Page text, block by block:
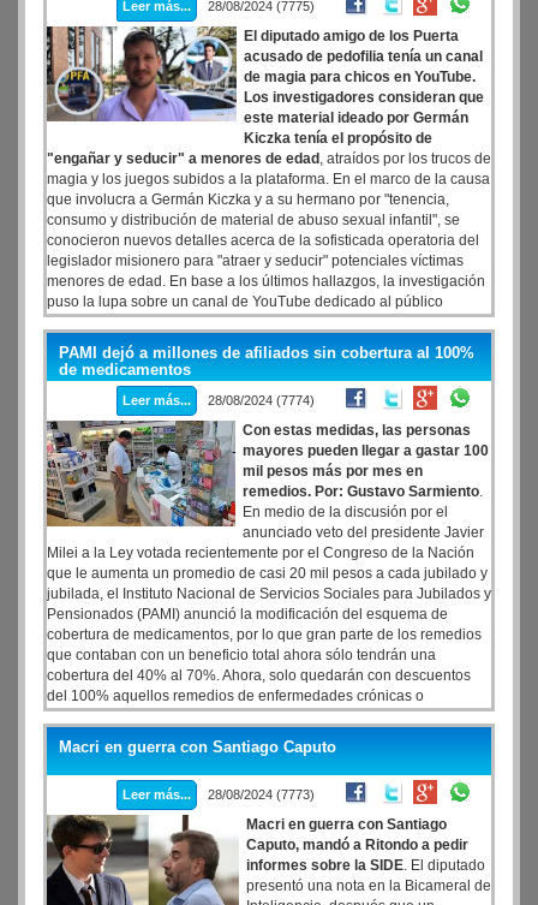
Leer más... 28/08/2024 (7775)
El diputado amigo de los Puerta
acusado de pedofilia tenía un canal
de magia para chicos en YouTube.
Los investigadores consideran que
este material ideado por Germán
Kiczka tenía el propósito de
"engañar y seducir" a menores de edad , atraídos por los trucos de
magia y los juegos subidos a la plataforma. En el marco de la causa
que involucra a Germán Kiczka y a su hermano por "tenencia,
consumo y distribución de material de abuso sexual infantil", se
conocieron nuevos detalles acerca de la sofisticada operatoria del
legislador misionero para "atraer y seducir" potenciales víctimas
menores de edad. En base a los últimos hallazgos, la investigación
puso la lupa sobre un canal de YouTube dedicado al público
infantil, donde el acusado exhibía trucos de magia, juegos y
canciones infantiles para llamar la atención de los niños.
PAMI dejó a millones de afiliados sin cobertura al 100%
de medicamentos
Leer más... 28/08/2024 (7774)
Con estas medidas, las personas
mayores pueden llegar a gastar 100
mil pesos más por mes en
remedios. Por: Gustavo Sarmiento.
En medio de la discusión por el
anunciado veto del presidente Javier
Milei a la Ley votada recientemente por el Congreso de la Nación
que le aumenta un promedio de casi 20 mil pesos a cada jubilado y
jubilada, el Instituto Nacional de Servicios Sociales para Jubilados y
Pensionados (PAMI) anunció la modificación del esquema de
cobertura de medicamentos, por lo que gran parte de los remedios
que contaban con un beneficio total ahora sólo tendrán una
cobertura del 40% al 70%. Ahora, solo quedarán con descuentos
del 100% aquellos remedios de enfermedades crónicas o
tratamientos especiales, como los oncológicos, hipoglucemiantes,
insulina, tiras reactivas y antirretrovirales.
Macri en guerra con Santiago Caputo
Leer más... 28/08/2024 (7773)
Macri en guerra con Santiago
Caputo, mandó a Ritondo a pedir
informes sobre la SIDE. El diputado
presentó una nota en la Bicameral de